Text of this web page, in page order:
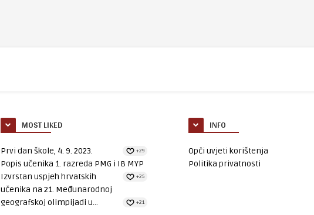
MOST LIKED
Prvi dan škole, 4. 9. 2023. +29
Popis učenika 1. razreda PMG i IB MYP
+25
Izvrstan uspjeh hrvatskih
učenika na 21. Međunarodnoj
geografskoj olimpijadi u...
+21
INFO
Opći uvjeti korištenja
Politika privatnosti